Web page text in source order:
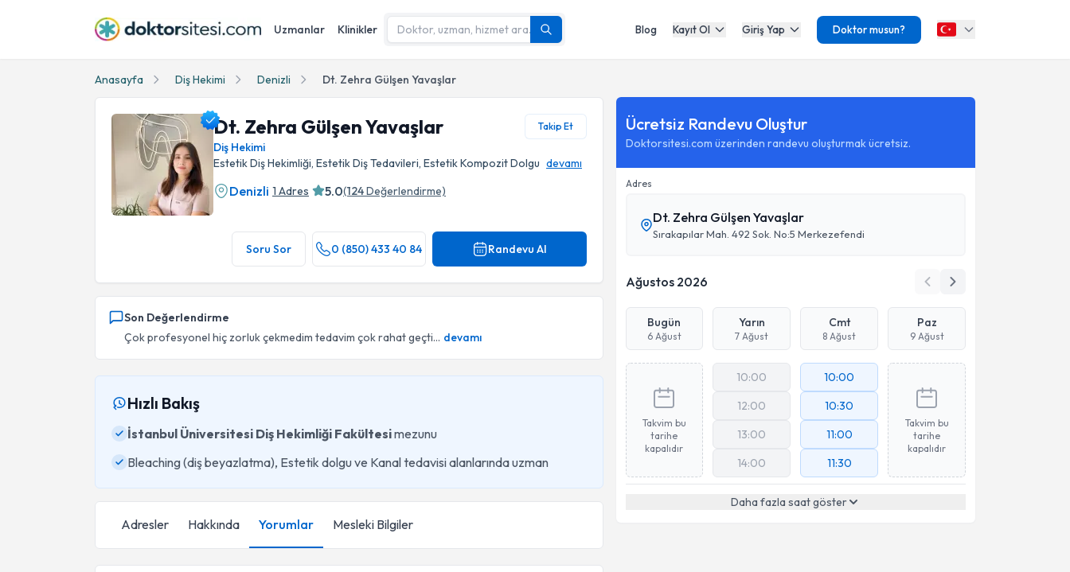
Uzmanlar Klinikler Blog Kayıt Ol Giriş Yap Doktor musun?
Anasayfa Diş Hekimi Denizli Dt. Zehra Gülşen Yavaşlar
Dt. Zehra Gülşen Yavaşlar Takip Et
Diş Hekimi
Estetik Diş Hekimliği, Estetik Diş Tedavileri, Estetik Kompozit Dolgu devamı
Denizli 1 Adres 5.0(124Değerlendirme)
Soru Sor 0 (850) 433 40 84 Randevu Al
Son Değerlendirme
Çok profesyonel hiç zorluk çekmedim tedavim çok rahat geçti... devamı
Hızlı Bakış
İstanbul Üniversitesi Diş Hekimliği Fakültesimezunu
Bleaching (diş beyazlatma), Estetik dolgu ve Kanal tedavisi alanlarında uzman
Adresler Hakkında Yorumlar Mesleki Bilgiler
Ücretsiz Randevu Oluştur
Doktorsitesi.com üzerinden randevu oluşturmak ücretsiz.
Adres
Dt. Zehra Gülşen Yavaşlar
Sırakapılar Mah. 492 Sok. No:5 Merkezefendi
Ağustos 2026
Bugün
6 Ağust
Yarın
7 Ağust
Cmt
8 Ağust
Paz
9 Ağust
Takvim bu
tarihe
kapalıdır
10:00
12:00
13:00
14:00
10:00
10:30
11:00
11:30
Takvim bu
tarihe
kapalıdır
Daha fazla saat göster